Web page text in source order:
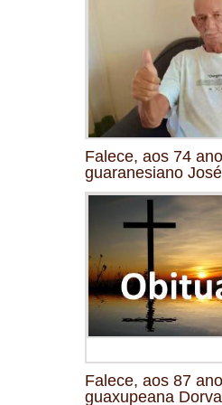
Falece, aos 74
guaranesiano
Falece, aos 87
guaxupeana